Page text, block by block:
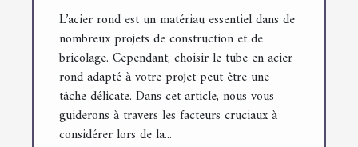
L’acier rond est un matériau essentiel dans de
nombreux projets de construction et de
bricolage. Cependant, choisir le tube en acier
rond adapté à votre projet peut être une
tâche délicate. Dans cet article, nous vous
guiderons à travers les facteurs cruciaux à
considérer lors de la...